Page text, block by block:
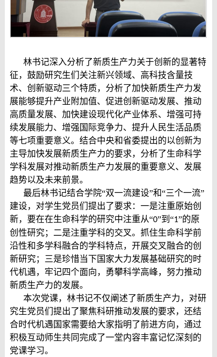
林书记深入分析了新质生产力关于创新的显著特
征，鼓励研究生们关注新兴领域、高科技含量技
术、创新驱动三个特质，分析了加快新质生产力发
展能够提升产业附加值、促进创新驱动发展、推动
高质量发展、加快建设现代化产业体系、增强可持
续发展能力、增强国际竞争力、提升人民生活品质
等七项重要意义。结合中央和省委提出的以创新为
主导加快发展新质生产力的要求，分析了生命科学
学科发展对推动新质生产力发展的重要意义、发展
趋势以及未来前景。
最后林书记结合学院“双一流建设”和“三个一流”
建设，对学生党员们提出了要求：一是注重原始创
新，要在在生命科学的研究中注重从“0”到“1”的原
创性研究；二是注重学科的交叉。抓住生命科学前
沿性和多学科融合的学科特点，开展交叉融合的创
新研究；三是珍惜当下国家大力发展基础研究的时
代机遇，牢记四个面向，勇攀科学高峰，努力推动
新质生产力的发展。
本次党课，林书记不仅阐述了新质生产力，对研
究生党员们提出了聚焦科研推动发展的要求，还结
合时代机遇国家需要给大家指明了前进方向，通过
积极互动师生共同完成了一堂内容丰富记忆深刻的
党课学习。